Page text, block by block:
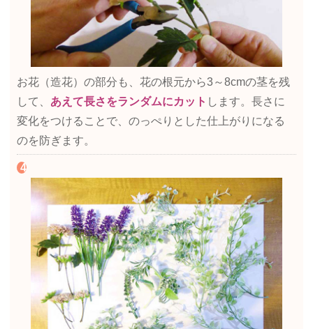
お花（造花）の部分も、花の根元から3～8cmの茎を残
して、 あえて長さをランダムにカット します。長さに
変化をつけることで、のっぺりとした仕上がりになる
のを防ぎます。